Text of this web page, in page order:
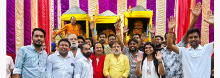
3
4
Sports এই মুহূর্তে
মহিলাদের আত্মনির্ভরতা রক্ষার জন্য বিশেষ ক্যাম্পের ব্যবস্থা।